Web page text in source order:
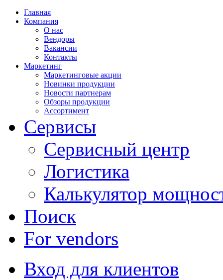
Главная
Компания
О нас
Вендоры
Вакансии
Контакты
Маркетинг
Маркетинговые акции
Новинки продукции
Новости партнерам
Обзоры продукции
Ассортимент
Сервисы
Сервисный центр
Логистика
Калькулятор
Поиск
For vendors
Вход для клиентов